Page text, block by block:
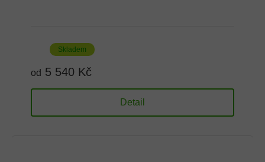
Skladem
od 5 540 Kč
Detail